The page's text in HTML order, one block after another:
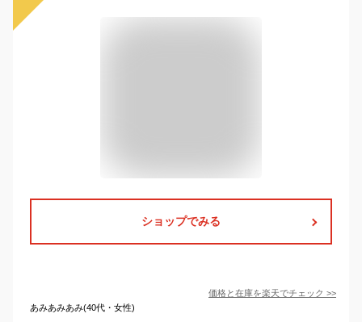
ショップでみる
価格と在庫を楽天でチェック >>
あみあみあみ(40代・女性)